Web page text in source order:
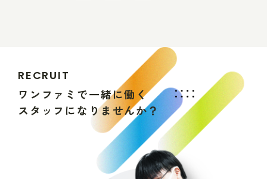
RECRUIT
ワ ン フ ァ ミ で一緒に働 く
ス タ ッ フ にな りま せんか？